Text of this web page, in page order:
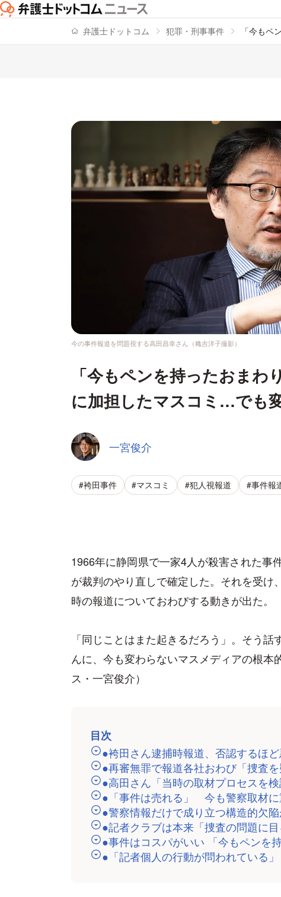
弁護士ドットコム 犯罪・刑事事件 「今もペ
今の事件報道を問題視する高田昌幸さん（穐吉洋子撮影）
「今もペンを持ったおま
に加担したマスコミ…でも
一宮俊介
#袴田事件 #マスコミ #犯人視報道 #事件報
1966年に静岡県で一家4人が殺害された事
が裁判のやり直しで確定した。それを受
時の報道についておわびする動きが出た。
「同じことはまた起きるだろう」。そう
んに、今も変わらないマスメディアの根
ス・一宮俊介）
目次
●袴田さん逮捕時報道、否認するほ
●再審無罪で報道各社おわび「捜査
●高田さん「当時の取材プロセスを検
●「事件は売れる」 今も警察取材に
●警察情報だけで成り立つ構造的欠
●記者クラブは本来「捜査の問題に目
●事件はコスパがいい 「今もペンを
●「記者個人の行動が問われている」